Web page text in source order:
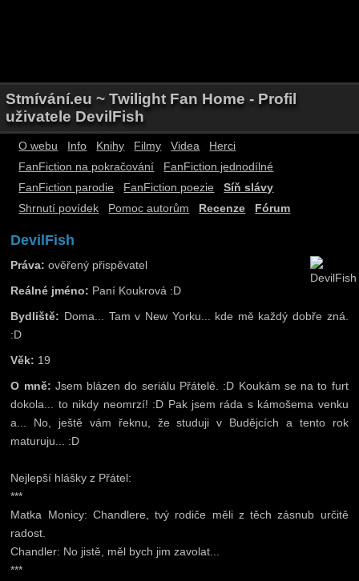
Stmívání.eu ~ Twilight Fan Home - Profil
uživatele DevilFish
O webu Info Knihy Filmy Videa
Herci
FanFiction na pokračování
FanFiction jednodílné
FanFiction parodie
FanFiction poezie
Síň slávy
Shrnutí povídek
Pomoc autorům Recenze Fórum
DevilFish
Práva: ověřený přispěvatel
Reálné jméno: Paní Koukrová :D
Bydliště: Doma... Tam v New Yorku... kde mě každý dobře zná.
:D
Věk: 19
O mně: Jsem blázen do seriálu Přátelé. :D Koukám se na to furt
dokola... to nikdy neomrzí! :D Pak jsem ráda s kámošema venku
a... No, ještě vám řeknu, že studuji v Budějcích a tento rok
maturuju... :D
Nejlepší hlášky z Přátel:
***
Matka Monicy: Chandlere, tvý rodiče měli z těch zásnub určitě
radost.
Chandler: No jistě, měl bych jim zavolat...
***